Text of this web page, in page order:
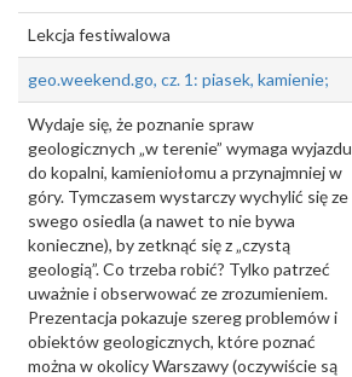
Lekcja festiwalowa
geo.weekend.go, cz. 1: piasek, kamienie;
Wydaje się, że poznanie spraw
geologicznych „w terenie” wymaga wyjazdu
do kopalni, kamieniołomu a przynajmniej w
góry. Tymczasem wystarczy wychylić się ze
swego osiedla (a nawet to nie bywa
konieczne), by zetknąć się z „czystą
geologią”. Co trzeba robić? Tylko patrzeć
uważnie i obserwować ze zrozumieniem.
Prezentacja pokazuje szereg problemów i
obiektów geologicznych, które poznać
można w okolicy Warszawy (oczywiście są